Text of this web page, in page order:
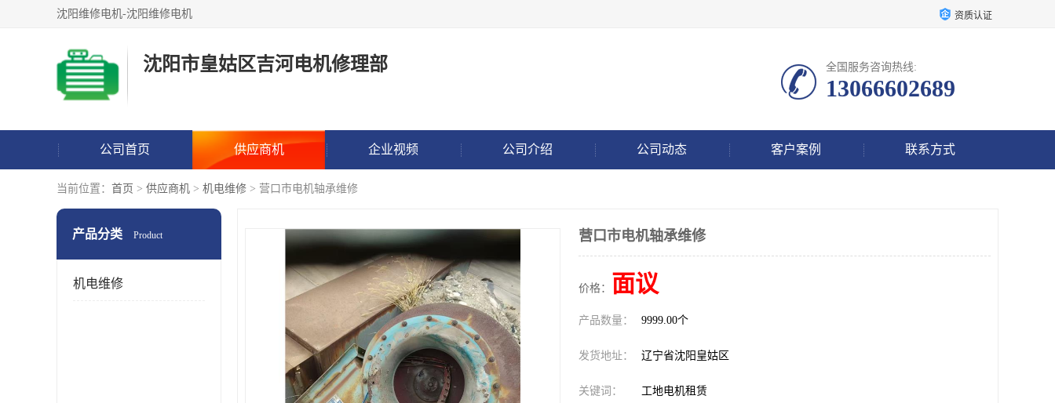
沈阳维修电机-沈阳维修电机 资质认证
沈阳市皇姑区吉河电机修理部 全国服务咨询热线:
13066602689
公司首页 供应商机 企业视频 公司介绍 公司动态 客户案例 联系方式
当前位置： 首页 > 供应商机 > 机电维修 > 营口市电机轴承维修
产品分类 Product
机电维修
营口市电机轴承维修
价格： 面议
产品数量： 9999.00个
发货地址： 辽宁省沈阳皇姑区
关键词： 工地电机租赁